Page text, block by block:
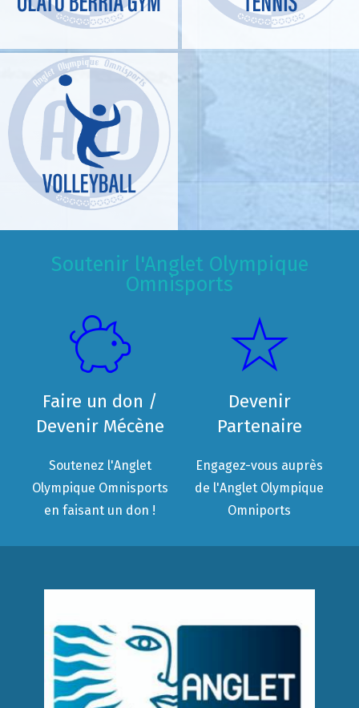
Soutenir l'Anglet Olympique
Omnisports
Faire un don /
Devenir Mécène
Soutenez l'Anglet
Olympique Omnisports
en faisant un don !
Devenir
Partenaire
Engagez-vous auprès
de l'Anglet Olympique
Omniports